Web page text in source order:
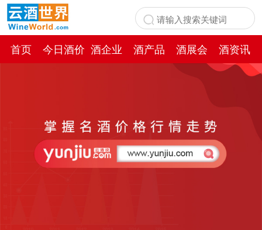
首页 今日酒价 酒企业 酒产品 酒展会
酒资讯